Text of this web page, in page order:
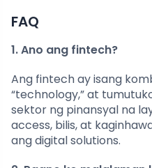
FAQ
1. Ano ang fintech?
Ang fintech ay isang
“technology,” at
sektor ng pinansyal na
access, bilis, at
ang digital solutions.